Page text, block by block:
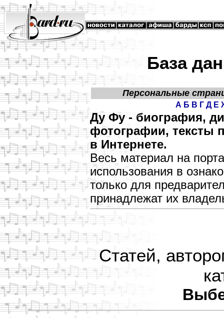
База
Персональные
А Б В Г Д Е
Ду Фу - биография,
фотографии, тексты
в Интернете.
Весь материал на
использования в
только для
принадлежат их
Статей,